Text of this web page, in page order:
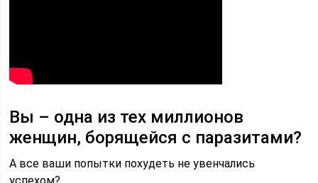
Вы – одна из тех миллионов
женщин, борящейся с паразитами?
А все ваши попытки похудеть не увенчались